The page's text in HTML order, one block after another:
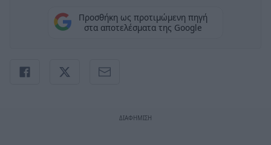
Προσθήκη ως προτιμώμενη πηγή
στα αποτελέσματα της Google